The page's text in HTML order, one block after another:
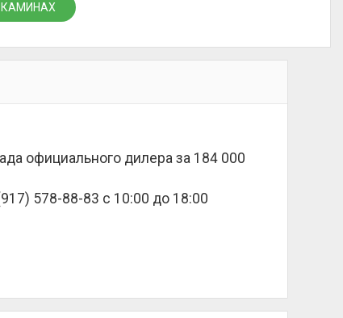
официального дилера за 184 000
578-88-83 с 10:00 до 18:00